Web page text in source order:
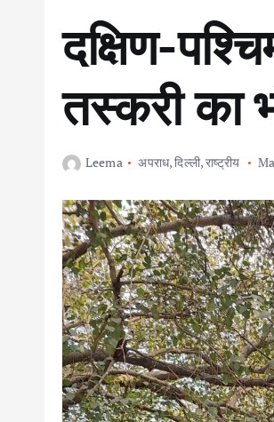
दक्षिण-
तस्करी का
Leema अपराध,दिल्ली,राष्ट्रीय